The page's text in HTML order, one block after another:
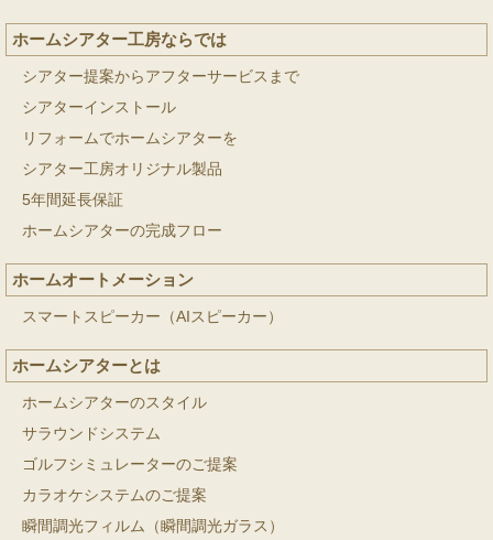
ホームシアター工房ならでは
シアター提案からアフターサービスまで
シアターインストール
リフォームでホームシアターを
シアター工房オリジナル製品
5年間延長保証
ホームシアターの完成フロー
ホームオートメーション
スマートスピーカー（AIスピーカー）
ホームシアターとは
ホームシアターのスタイル
サラウンドシステム
ゴルフシミュレーターのご提案
カラオケシステムのご提案
瞬間調光フィルム（瞬間調光ガラス）